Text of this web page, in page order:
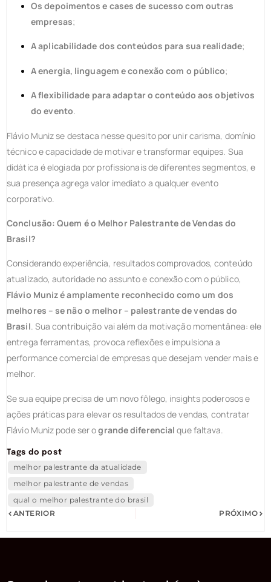
Os depoimentos e cases de sucesso com outras
empresas;
A aplicabilidade dos conteúdos para sua realidade;
A energia, linguagem e conexão com o público;
A flexibilidade para adaptar o conteúdo aos objetivos
do evento.
Flávio Muniz se destaca nesse quesito por unir carisma, domínio
técnico e capacidade de motivar e transformar equipes. Sua
didática é elogiada por profissionais de diferentes segmentos, e
sua presença agrega valor imediato a qualquer evento
corporativo.
Conclusão: Quem é o Melhor Palestrante de Vendas do
Brasil?
Considerando experiência, resultados comprovados, conteúdo
atualizado, autoridade no assunto e conexão com o público,
Flávio Muniz é amplamente reconhecido como um dos
melhores – se não o melhor – palestrante de vendas do
Brasil. Sua contribuição vai além da motivação momentânea: ele
entrega ferramentas, provoca reflexões e impulsiona a
performance comercial de empresas que desejam vender mais e
melhor.
Se sua equipe precisa de um novo fôlego, insights poderosos e
ações práticas para elevar os resultados de vendas, contratar
Flávio Muniz pode ser ogrande diferencial que faltava.
Tags do post
melhor palestrante da atualidade
melhor palestrante de vendas
qual o melhor palestrante do brasil
ANTERIOR
PRÓXIMO